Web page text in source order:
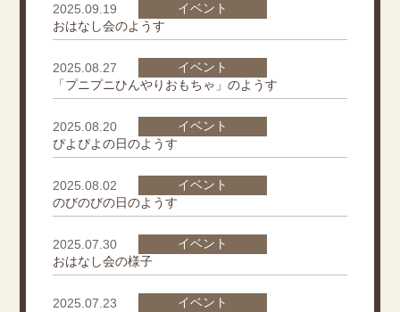
2025.09.19
イベント
おはなし会のようす
2025.08.27
イベント
「プニプニひんやりおもちゃ」のようす
2025.08.20
イベント
ぴよぴよの日のようす
2025.08.02
イベント
のびのびの日のようす
2025.07.30
イベント
おはなし会の様子
2025.07.23
イベント